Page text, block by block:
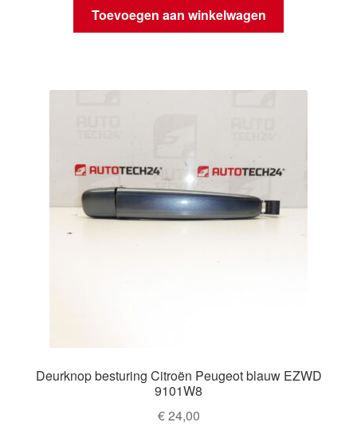
Toevoegen aan winkelwagen
Deurknop besturing Citroën Peugeot blauw EZWD
9101W8
€24,00